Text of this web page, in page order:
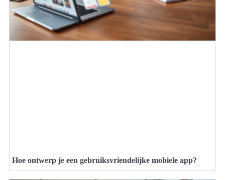
Hoe ontwerp je een gebruiksvriendelijke mobiele app?